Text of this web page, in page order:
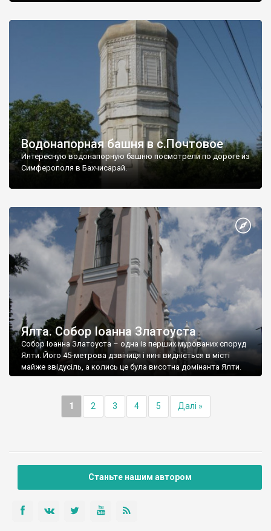
Водонапорная башня в с.Почтовое
Интересную водонапорную башню посмотрели по дороге из
Симферополя в Бахчисарай.
Ялта. Собор Іоанна Златоуста
Собор Іоанна Златоуста – одна із перших мурованих споруд
Ялти. Його 45-метрова дзвіниця і нині видніється в місті
майже звідусіль, а колись це була висотна домінанта Ялти.
1 2 3 4 5 Далі »
Станьте нашим автором